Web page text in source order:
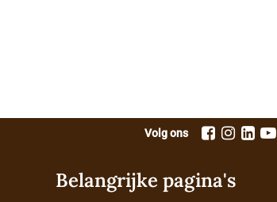
Volg ons
Belangrijke pagina's